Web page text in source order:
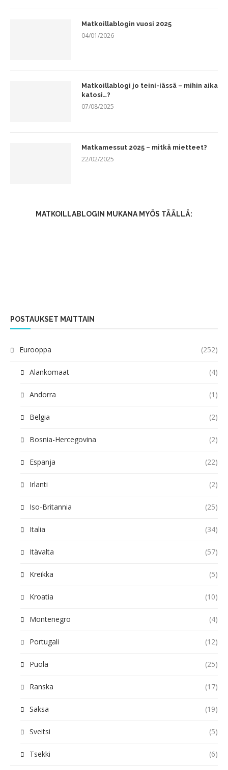
Matkoillablogin vuosi 2025
04/01/2026
Matkoillablogi jo teini-iässä – mihin aika
katosi…?
07/08/2025
Matkamessut 2025 – mitkä mietteet?
22/02/2025
MATKOILLABLOGIN MUKANA MYÖS TÄÄLLÄ:
POSTAUKSET MAITTAIN
Eurooppa (252)
Alankomaat (4)
Andorra (1)
Belgia (2)
Bosnia-Hercegovina (2)
Espanja (22)
Irlanti (2)
Iso-Britannia (25)
Italia (34)
Itävalta (57)
Kreikka (5)
Kroatia (10)
Montenegro (4)
Portugali (12)
Puola (25)
Ranska (17)
Saksa (19)
Sveitsi (5)
Tsekki (6)